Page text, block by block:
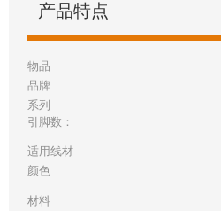
产品特点
物品
品牌
系列
引脚数：
适用线材
颜色
材料